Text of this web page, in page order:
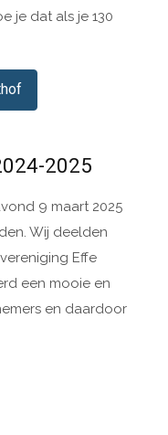
je dat als je 130
2025
9 maart 2025
Wij deelden
Effe
een mooie en
en daardoor